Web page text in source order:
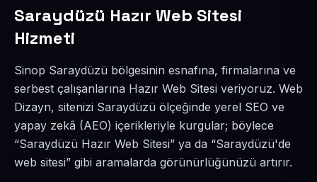
Saraydüzü Hazır Web Sitesi
Hizmeti
Sinop Saraydüzü bölgesinin esnafına, firmalarına ve
serbest çalışanlarına Hazır Web Sitesi veriyoruz. Web
Dizayn, sitenizi Saraydüzü ölçeğinde yerel SEO ve
yapay zekâ (AEO) içerikleriyle kurgular; böylece
“Saraydüzü Hazır Web Sitesi” ya da “Saraydüzü'de
web sitesi” gibi aramalarda görünürlüğünüzü artırır.